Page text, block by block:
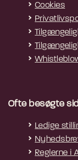
Cookies
Ofte besøgte
Ledige
Reglerne i